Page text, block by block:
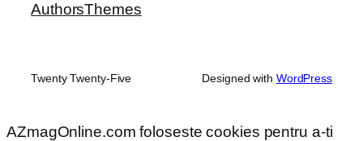
AuthorsThemes
Twenty Twenty-Five Designed with WordPress
AZmagOnline.com foloseste cookies pentru a-ti